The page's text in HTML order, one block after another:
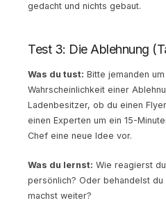
gedacht und nichts gebaut.
Test 3: Die Ablehnung
Was du tust: Bitte jemanden
Wahrscheinlichkeit einer
Ladenbesitzer, ob du einen
einen Experten um ein 15-
Chef eine neue Idee vor.
Was du lernst: Wie reagierst
persönlich? Oder behandelst
machst weiter?